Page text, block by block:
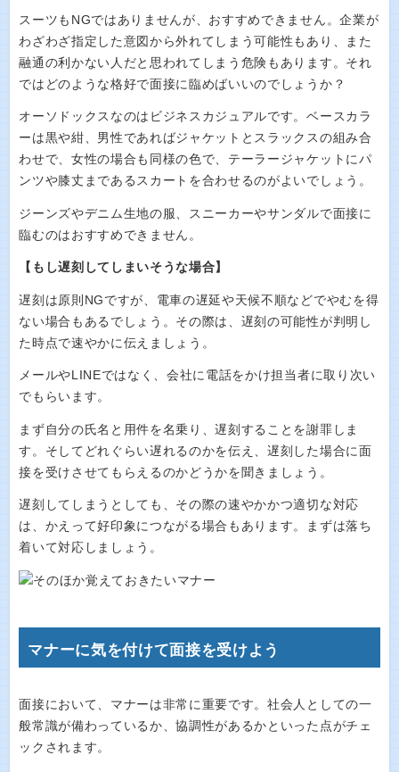
スーツもNGではありませんが、おすすめできません。企業が
わざわざ指定した意図から外れてしまう可能性もあり、また
融通の利かない人だと思われてしまう危険もあります。それ
ではどのような格好で面接に臨めばいいのでしょうか？
オーソドックスなのはビジネスカジュアルです。ベースカラ
ーは黒や紺、男性であればジャケットとスラックスの組み合
わせで、女性の場合も同様の色で、テーラージャケットにパ
ンツや膝丈まであるスカートを合わせるのがよいでしょう。
ジーンズやデニム生地の服、スニーカーやサンダルで面接に
臨むのはおすすめできません。
【もし遅刻してしまいそうな場合】
遅刻は原則NGですが、電車の遅延や天候不順などでやむを得
ない場合もあるでしょう。その際は、遅刻の可能性が判明し
た時点で速やかに伝えましょう。
メールやLINEではなく、会社に電話をかけ担当者に取り次い
でもらいます。
まず自分の氏名と用件を名乗り、遅刻することを謝罪しま
す。そしてどれぐらい遅れるのかを伝え、遅刻した場合に面
接を受けさせてもらえるのかどうかを聞きましょう。
遅刻してしまうとしても、その際の速やかかつ適切な対応
は、かえって好印象につながる場合もあります。まずは落ち
着いて対応しましょう。
マナーに気を付けて面接を受けよう
面接において、マナーは非常に重要です。社会人としての一
般常識が備わっているか、協調性があるかといった点がチェ
ックされます。